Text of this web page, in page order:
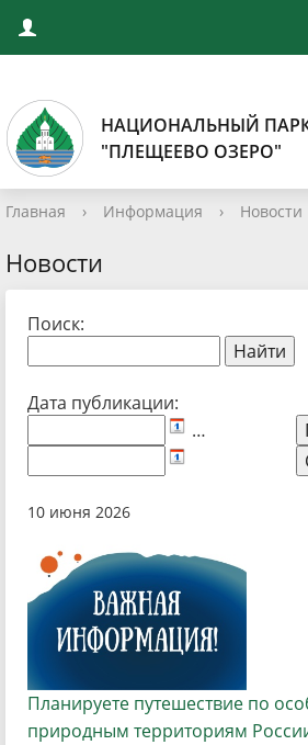
НАЦИОНАЛЬНЫЙ
"ПЛЕЩЕЕВО ОЗЕРО"
Главная › Информация › Новости
Новости
Поиск:
Дата публикации:
…
10 июня 2026
Планируете путешествие по
природным территориям